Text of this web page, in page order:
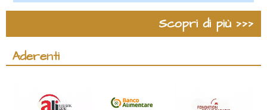
Scopri di più >>>
Aderenti